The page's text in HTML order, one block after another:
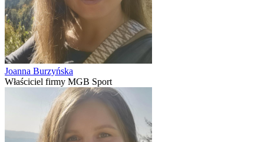
Joanna Burzyńska
Właściciel firmy MGB Sport